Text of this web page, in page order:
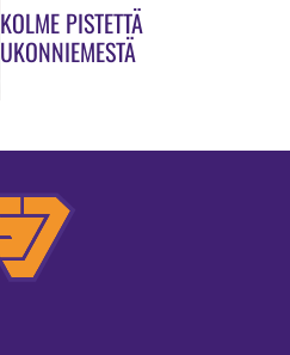
KOLME PISTETTÄ
UKONNIEMESTÄ